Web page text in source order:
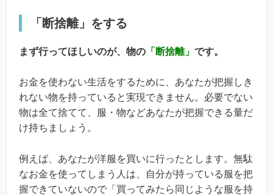
「断捨離」をする
まず行ってほしいのが、物の 「断捨離」 です。
お金を使わない生活をするために、あなたが把握しき
れない物を持っていると実現できません。必要でない
物は全て捨てて、服・物などあなたが把握できる量だ
け持ちましょう。
例えば、あなたが洋服を買いに行ったとします。無駄
なお金を使ってしまう人は、自分が持っている服を把
握できていないので「買ってみたら同じような服を持